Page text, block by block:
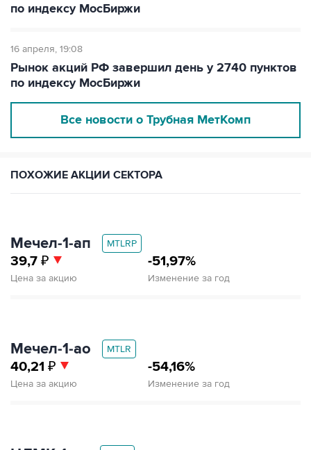
по индексу МосБиржи
16 апреля 19:08
Рынок акций РФ завершил день у 2740 пунктов
по индексу МосБиржи
Все новости о Трубная МетКомп
ПОХОЖИЕ АКЦИИ СЕКТОРА
Мечел‑1‑ап MTLRP
39,7 ₽
Цена за акцию
-51,97%
Изменение за год
Мечел‑1‑ао MTLR
40,21 ₽
Цена за акцию
-54,16%
Изменение за год